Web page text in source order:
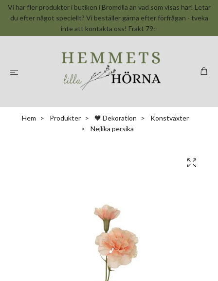
Vi har fler produkter i butiken i Bromölla än vad som visas här! Letar
du efter något speciellt? Vi beställer gärna efter förfrågan - tveka
inte att kontakta oss! Frakt 79:-
Hem Produkter 🧡 Dekoration
Konstväxter
Nejlika persika